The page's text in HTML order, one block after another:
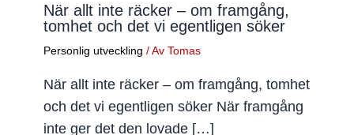
När allt inte räcker – om framgång,
tomhet och det vi egentligen söker
Personlig utveckling / Av Tomas
När allt inte räcker – om framgång, tomhet
och det vi egentligen söker När framgång
inte ger det den lovade […]